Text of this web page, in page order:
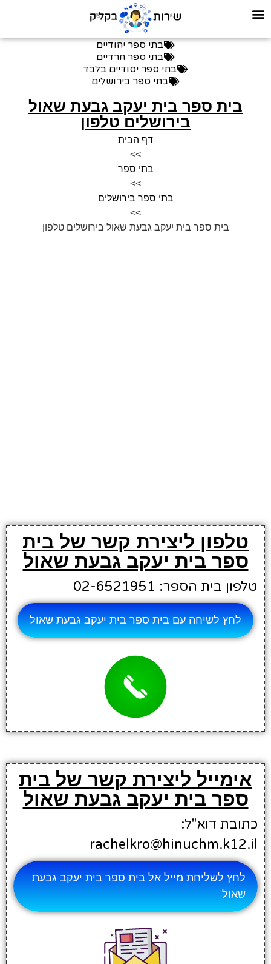
בתי ספר יהודיים
בתי ספר חרדיים
בתי ספר יסודיים בלבד
בתי ספר בירושלים
בית ספר בית יעקב גבעת שאול
בירושלים טלפון
דף הבית
>>
בתי ספר
>>
בתי ספר בירושלים
>>
בית ספר בית יעקב גבעת שאול בירושלים טלפון
טלפון ליצירת קשר של בית
ספר בית יעקב גבעת שאול
טלפון בית הספר: 02-6521951
לחץ לשיחה עם בית ספר בית יעקב גבעת שאול
אימייל ליצירת קשר של בית
ספר בית יעקב גבעת שאול
כתובת דוא"ל:
rachelkro@hinuchm.k12.il
לחץ לשליחת מייל אל בית ספר בית יעקב גבעת
שאול